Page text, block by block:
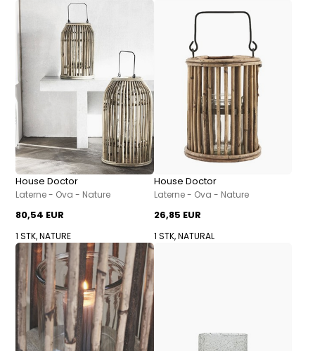
House Doctor
Laterne - Ova - Nature
80,54 EUR
1 STK, NATURE
House Doctor
Laterne - Ova - Nature
26,85 EUR
1 STK, NATURAL